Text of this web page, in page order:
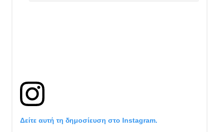
Δείτε αυτή τη δημοσίευση στο Instagram.